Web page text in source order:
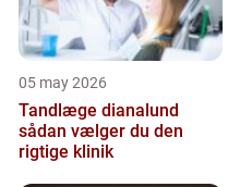
05 may 2026
Tandlæge dianalund
sådan vælger du den
rigtige klinik